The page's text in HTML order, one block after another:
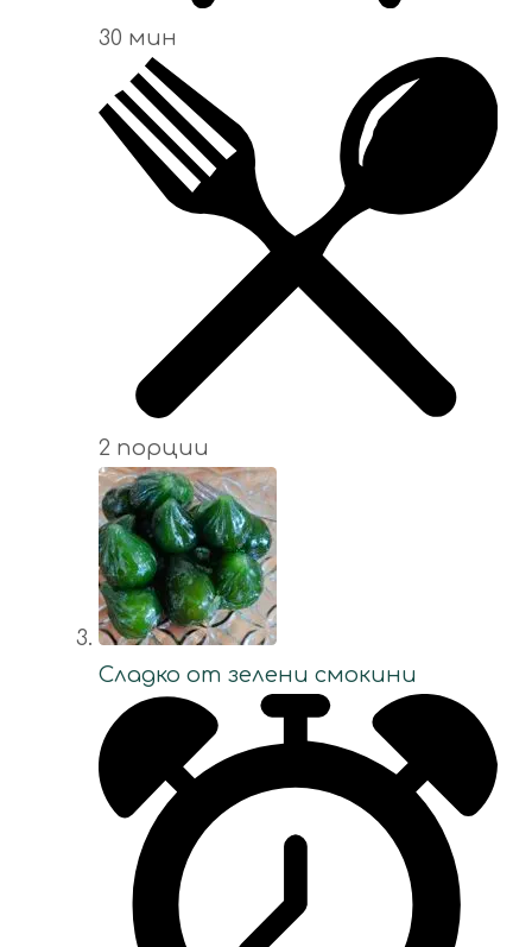
30 мин
2 порции
Сладко от зелени смокини